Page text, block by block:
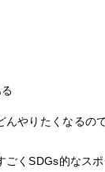
やりたくなるので
くSDGs的なスポ